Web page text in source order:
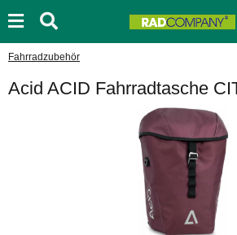
Fahrradzubehör
Acid ACID Fahrradtasche